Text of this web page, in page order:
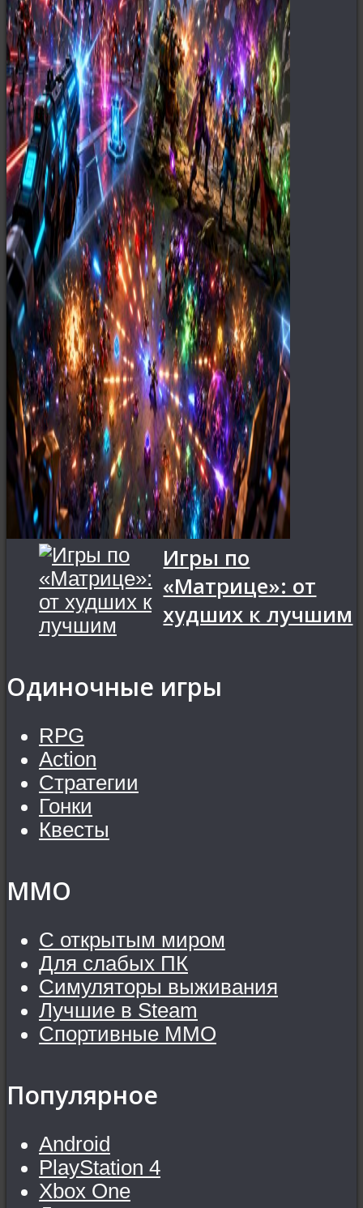
Игры по
«Матрице»: от
худших к лучшим
Одиночные игры
RPG
Action
Стратегии
Гонки
Квесты
MMO
С открытым миром
Для слабых ПК
Симуляторы выживания
Лучшие в Steam
Спортивные MMO
Популярное
Android
PlayStation 4
Xbox One